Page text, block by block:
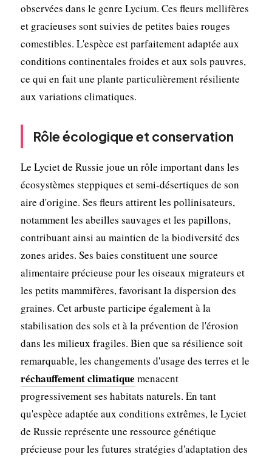
observées dans le genre Lycium. Ces fleurs mellifères
et gracieuses sont suivies de petites baies rouges
comestibles. L'espèce est parfaitement adaptée aux
conditions continentales froides et aux sols pauvres,
ce qui en fait une plante particulièrement résiliente
aux variations climatiques.
Rôle écologique et conservation
Le Lyciet de Russie joue un rôle important dans les
écosystèmes steppiques et semi-désertiques de son
aire d'origine. Ses fleurs attirent les pollinisateurs,
notamment les abeilles sauvages et les papillons,
contribuant ainsi au maintien de la biodiversité des
zones arides. Ses baies constituent une source
alimentaire précieuse pour les oiseaux migrateurs et
les petits mammifères, favorisant la dispersion des
graines. Cet arbuste participe également à la
stabilisation des sols et à la prévention de l'érosion
dans les milieux fragiles. Bien que sa résilience soit
remarquable, les changements d'usage des terres et le
réchauffement climatique menacent
progressivement ses habitats naturels. En tant
qu'espèce adaptée aux conditions extrêmes, le Lyciet
de Russie représente une ressource génétique
précieuse pour les futures stratégies d'adaptation des